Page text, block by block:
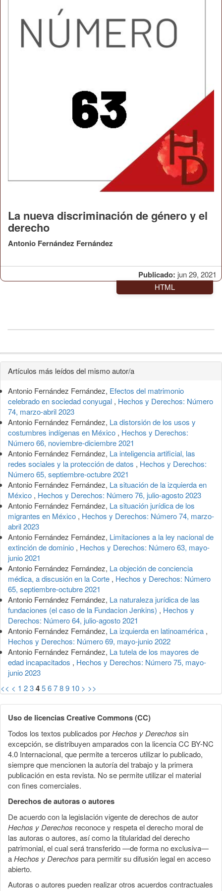
Publicado: jun 29, 2021
La nueva discriminación de género y el
derecho
Antonio Fernández Fernández
HTML
Detalles
del
artículo
Artículos más leídos del mismo autor/a
Antonio Fernández Fernández, Efectos del matrimonio
celebrado en sociedad conyugal , Hechos y Derechos: Número
74, marzo-abril 2023
Antonio Fernández Fernández, La distorsión de los usos y
costumbres indígenas en México , Hechos y Derechos:
Número 66, noviembre-diciembre 2021
Antonio Fernández Fernández, La inteligencia artificial, las
redes sociales y la protección de datos , Hechos y Derechos:
Número 65, septiembre-octubre 2021
Antonio Fernández Fernández, La situación de la izquierda en
México , Hechos y Derechos: Número 76, julio-agosto 2023
Antonio Fernández Fernández, La situación jurídica de los
migrantes en México , Hechos y Derechos: Número 74, marzo-
abril 2023
Antonio Fernández Fernández, Limitaciones a la ley nacional de
extinción de dominio , Hechos y Derechos: Número 63, mayo-
junio 2021
Antonio Fernández Fernández, La objeción de conciencia
médica, a discusión en la Corte , Hechos y Derechos: Número
65, septiembre-octubre 2021
Antonio Fernández Fernández, La naturaleza jurídica de las
fundaciones (el caso de la Fundacion Jenkins) , Hechos y
Derechos: Número 64, julio-agosto 2021
Antonio Fernández Fernández, La izquierda en latinoamérica ,
Hechos y Derechos: Número 69, mayo-junio 2022
Antonio Fernández Fernández, La tutela de los mayores de
edad incapacitados , Hechos y Derechos: Número 75, mayo-
junio 2023
<< < 1 23456789 10 > >>
Uso de licencias Creative Commons (CC)
Todos los textos publicados porHechos y Derechos sin
excepción, se distribuyen amparados con la licencia CC BY-NC
4.0 Internacional, que permite a terceros utilizar lo publicado,
siempre que mencionen la autoría del trabajo y la primera
publicación en esta revista. No se permite utilizar el material
con fines comerciales.
Derechos de autoras o autores
De acuerdo con la legislación vigente de derechos de autor
Hechos y Derechos reconoce y respeta el derecho moral de
las autoras o autores, así como la titularidad del derecho
patrimonial, el cual será transferido —de forma no exclusiva—
aHechos y Derechos para permitir su difusión legal en acceso
abierto.
Autoras o autores pueden realizar otros acuerdos contractuales